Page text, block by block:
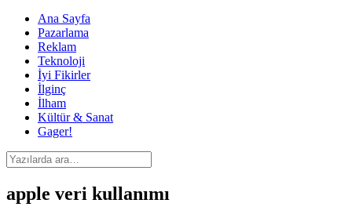
Ana Sayfa
Pazarlama
Reklam
Teknoloji
İyi Fikirler
İlginç
İlham
Kültür & Sanat
Gager!
apple veri kullanımı